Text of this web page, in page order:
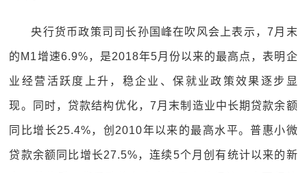
央行货币政策司司长孙国峰在吹风会上表示，7月末
的M1增速6.9%，是2018年5月份以来的最高点，表明企
业经营活跃度上升，稳企业、保就业政策效果逐步显
现。同时，贷款结构优化，7月末制造业中长期贷款余额
同比增长25.4%，创2010年以来的最高水平。普惠小微
贷款余额同比增长27.5%，连续5个月创有统计以来的新